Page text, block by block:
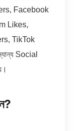
Facebook
Likes,
TikTok
Social